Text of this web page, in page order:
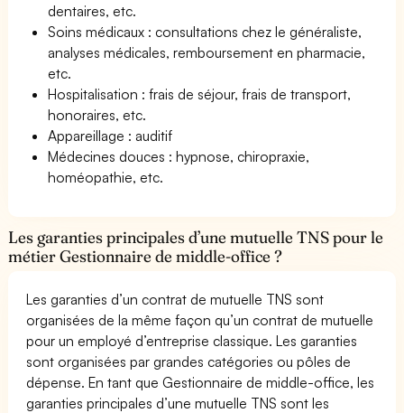
dentaires, etc.
Soins médicaux : consultations chez le généraliste,
analyses médicales, remboursement en pharmacie,
etc.
Hospitalisation : frais de séjour, frais de transport,
honoraires, etc.
Appareillage : auditif
Médecines douces : hypnose, chiropraxie,
homéopathie, etc.
Les garanties principales d’une mutuelle TNS pour le
métier Gestionnaire de middle-office ?
Les garanties d’un contrat de mutuelle TNS sont
organisées de la même façon qu’un contrat de mutuelle
pour un employé d’entreprise classique. Les garanties
sont organisées par grandes catégories ou pôles de
dépense. En tant que Gestionnaire de middle-office, les
garanties principales d’une mutuelle TNS sont les